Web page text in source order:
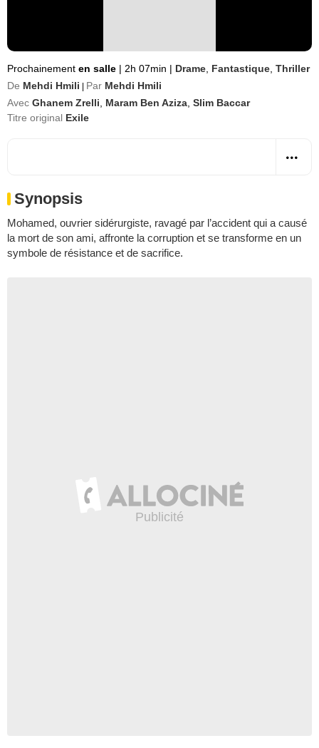
Prochainement en salle | 2h 07min | Drame Fantastique Thriller
De Mehdi Hmili Par Mehdi Hmili
Avec Ghanem Zrelli Maram Ben Aziza Slim Baccar
Titre original Exile
Synopsis
Mohamed, ouvrier sidérurgiste, ravagé par l’accident qui a causé
la mort de son ami, affronte la corruption et se transforme en un
symbole de résistance et de sacrifice.